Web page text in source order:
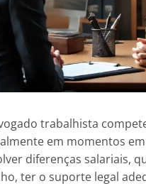
trabalhista
em momentos
diferenças salariais,
ter o suporte legal